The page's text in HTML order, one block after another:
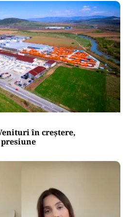
în creștere,